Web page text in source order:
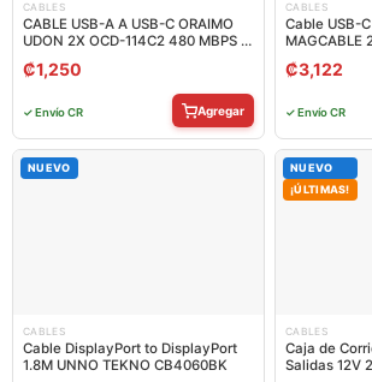
CABLES
CABLE USB-A A USB-C ORAIMO
UDON 2X OCD-114C2 480 MBPS 2
M
₡1,250
✓ Envío CR Agregar
CABLES
Cable USB-
MAGCABLE
₡3,122
✓ Envío CR
NUEVO
CABLES
Cable DisplayPort to DisplayPort
1.8M UNNO TEKNO CB4060BK
NUEVO
¡ÚLTIMAS!
CABLES
Caja de
Salidas 12V